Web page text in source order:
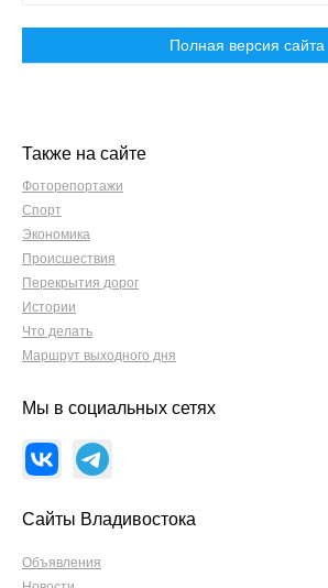
Полная версия сайта
Также на сайте
Фоторепортажи
Спорт
Экономика
Происшествия
Перекрытия дорог
Истории
Что делать
Маршрут выходного дня
Мы в социальных сетях
Сайты Владивостока
Объявления